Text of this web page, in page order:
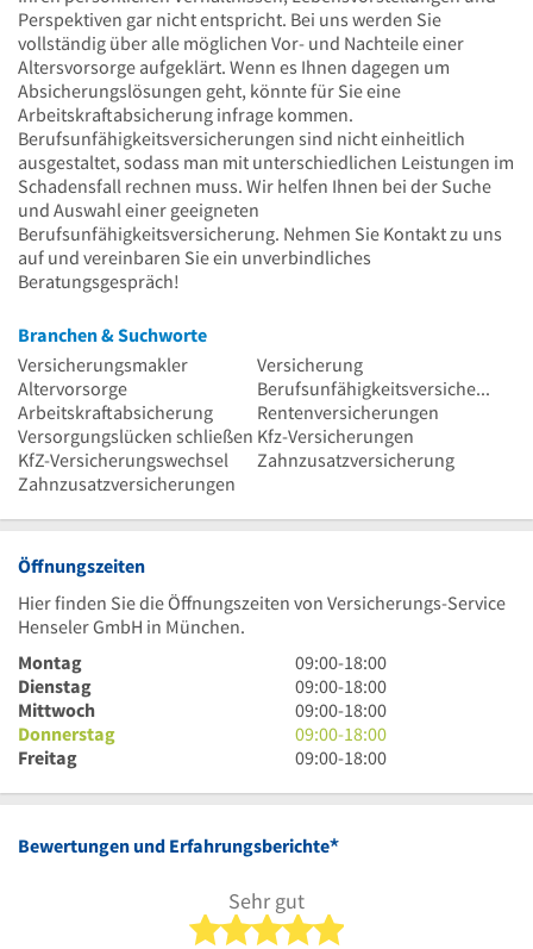
Perspektiven gar nicht entspricht. Bei uns werden Sie
vollständig über alle möglichen Vor- und Nachteile einer
Altersvorsorge aufgeklärt. Wenn es Ihnen dagegen um
Absicherungslösungen geht, könnte für Sie eine
Arbeitskraftabsicherung infrage kommen.
Berufsunfähigkeitsversicherungen sind nicht einheitlich
ausgestaltet, sodass man mit unterschiedlichen Leistungen im
Schadensfall rechnen muss. Wir helfen Ihnen bei der Suche
und Auswahl einer geeigneten
Berufsunfähigkeitsversicherung. Nehmen Sie Kontakt zu uns
auf und vereinbaren Sie ein unverbindliches
Beratungsgespräch!
Branchen & Suchworte
Versicherungsmakler
Versicherung
Altervorsorge
Berufsunfähigkeitsversicherung
Arbeitskraftabsicherung
Rentenversicherungen
Versorgungslücken schließen Kfz-Versicherungen
KfZ-Versicherungswechsel
Zahnzusatzversicherung
Zahnzusatzversicherungen
Öffnungszeiten
Hier finden Sie die Öffnungszeiten von Versicherungs-Service
Henseler GmbH in München.
Montag
9
Uhr
bis
18
Uhr
09:00-18:00
Dienstag
9
Uhr
bis
18
09:00-18:00
Mittwoch
9
Uhr
bis
Uhr
09:00-18:00
Donnerstag
9
Uhr
18
09:00-18:00
Freitag
9
bis
Uhr
09:00-18:00
Bewertungen und Erfahrungsberichte*
Sehr gut
5 von 5 Sternen